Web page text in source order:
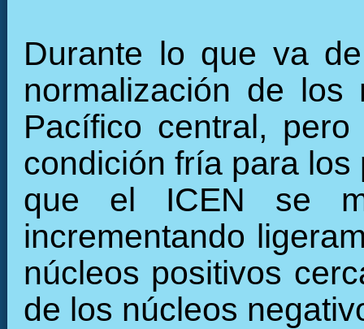
Durante lo que va
normalización de
Pacífico central,
condición fría para
que el ICEN se
incrementando
núcleos positivos
de los núcleos